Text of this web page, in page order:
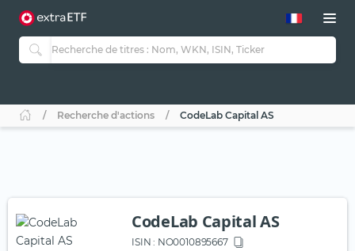
Recherche d'actions CodeLab Capital AS
CodeLab Capital AS
ISIN : NO0010895667